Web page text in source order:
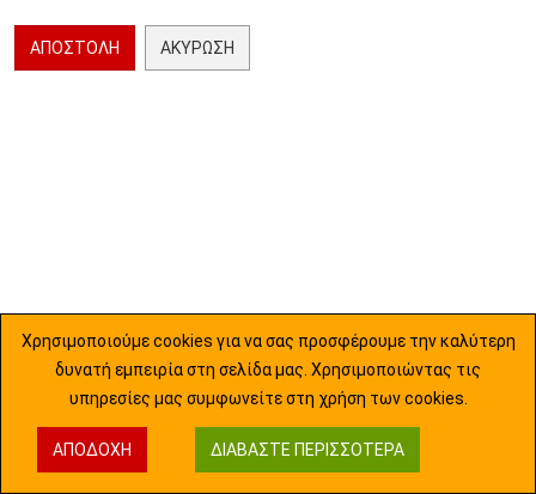
ΑΠΟΣΤΟΛΉ ΑΚΎΡΩΣΗ
Χρησιμοποιούμε cookies για να σας προσφέρουμε την καλύτερη
δυνατή εμπειρία στη σελίδα μας. Χρησιμοποιώντας τις
υπηρεσίες μας συμφωνείτε στη χρήση των cookies.
ΑΠΟΔΟΧΉ ΔΙΑΒΆΣΤΕ ΠΕΡΙΣΣΌΤΕΡΑ